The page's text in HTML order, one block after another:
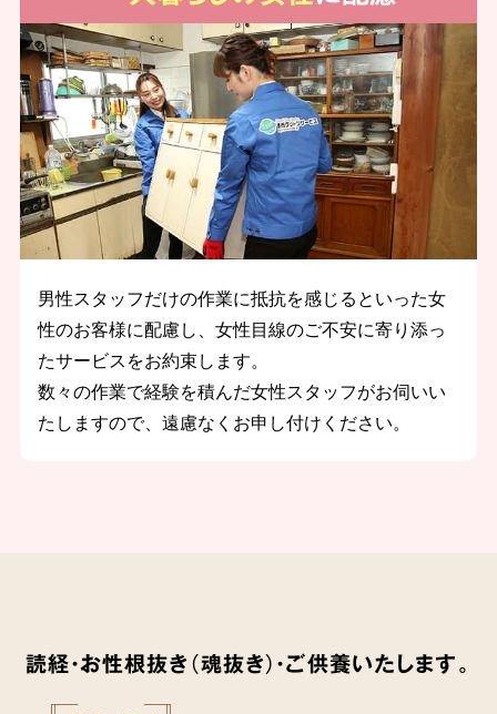
男性スタッフだけの作業に抵抗を感じるといった女
性のお客様に配慮し、女性目線のご不安に寄り添っ
たサービスをお約束します。
数々の作業で経験を積んだ女性スタッフがお伺いい
たしますので、遠慮なくお申し付けください。
読経・お性根抜き（魂抜き）・ご供養いたします。